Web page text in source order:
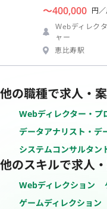
〜400,000 円／
Webディレク
ャー
恵比寿駅
他の職種で求人・
Webディレクター・プ
データアナリスト・デ
システムコンサルタン
他のスキルで求人
Webディレクション
ゲームディレクション